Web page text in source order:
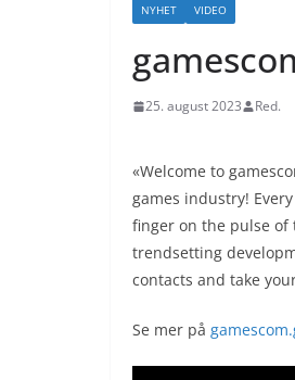
NYHET VIDEO
25. august 2023 Red.
«Welcome to
games industry!
finger on the pulse of
trendsetting
contacts and take
Se mer på